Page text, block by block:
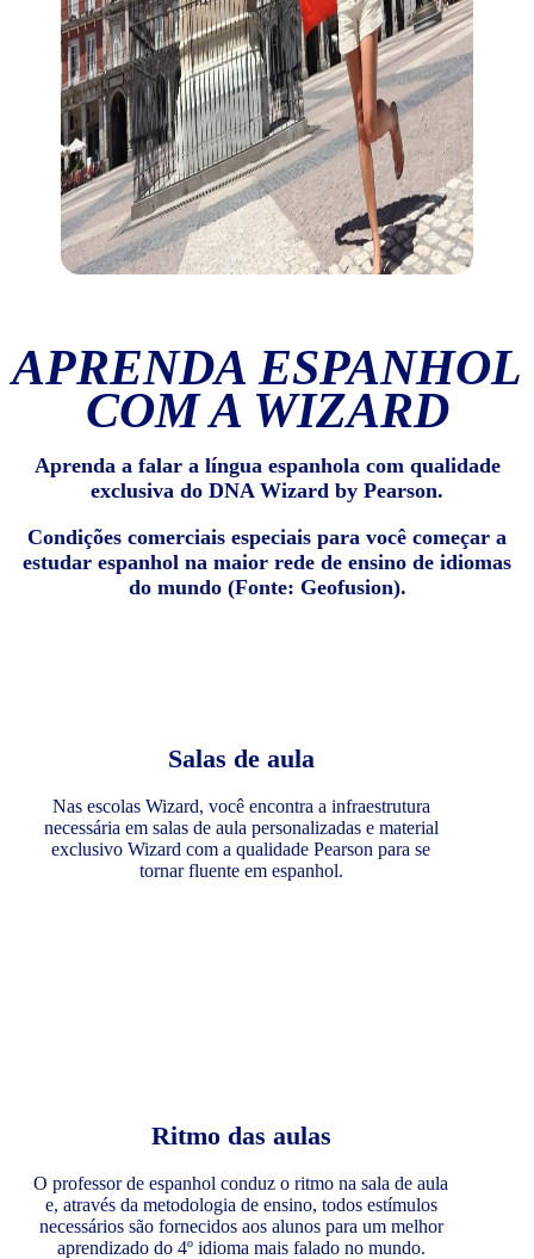
APRENDA ESPANHOL
COM A WIZARD
Aprenda a falar a língua espanhola com qualidade
exclusiva do DNA Wizard by Pearson.
Condições comerciais especiais para você começar a
estudar espanhol na maior rede de ensino de idiomas
do mundo (Fonte: Geofusion).
Salas de aula
Nas escolas Wizard, você encontra a infraestrutura
necessária em salas de aula personalizadas e material
exclusivo Wizard com a qualidade Pearson para se
tornar fluente em espanhol.
Ritmo das aulas
O professor de espanhol conduz o ritmo na sala de aula
e, através da metodologia de ensino, todos estímulos
necessários são fornecidos aos alunos para um melhor
aprendizado do 4º idioma mais falado no mundo.